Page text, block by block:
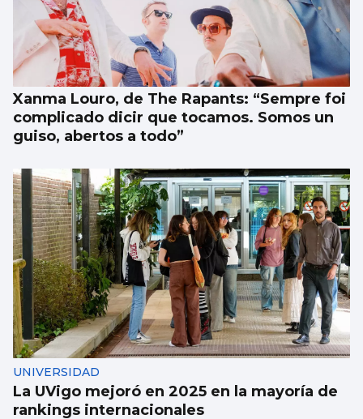
Xanma Louro, de The Rapants: “Sempre foi
complicado dicir que tocamos. Somos un
guiso, abertos a todo”
UNIVERSIDAD
La UVigo mejoró en 2025 en la mayoría de
rankings internacionales